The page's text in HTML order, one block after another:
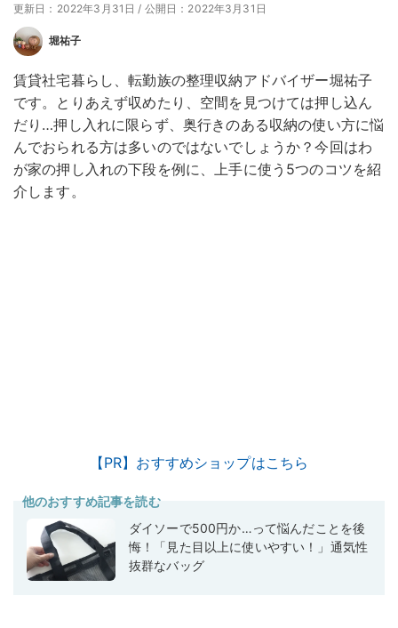
更新日：2022年3月31日 / 公開日：2022年3月31日
堀祐子
賃貸社宅暮らし、転勤族の整理収納アドバイザー堀祐子
です。とりあえず収めたり、空間を見つけては押し込ん
だり…押し入れに限らず、奥行きのある収納の使い方に悩
んでおられる方は多いのではないでしょうか？今回はわ
が家の押し入れの下段を例に、上手に使う5つのコツを紹
介します。
【PR】おすすめショップはこちら
他のおすすめ記事を読む
ダイソーで500円か…って悩んだことを後
悔！「見た目以上に使いやすい！」通気性
抜群なバッグ